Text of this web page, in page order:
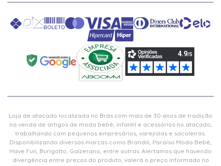
Loja de atacado localizada no Brás com mais de 30 anos de tradição
na venda de artigos de moda bebê, infantil e acessórios no atacado,
trabalhando com pequenos empresários, varejistas e sacoleiras.
Disponibilizando diversas marcas como Brandili, Paraíso Moda Bebê,
Have Fun, Burigotto, Galzerano, entre outras. Alertamos que havendo
divergência entre preços do produto, valerá o preço informado no